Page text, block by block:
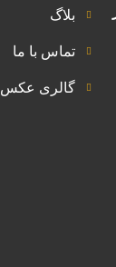
بلاگ
تماس با ما
گالری عکس